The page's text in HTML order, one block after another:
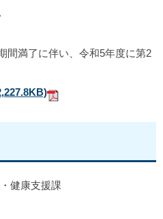
間満了に伴い、令和5年度に第2
健康支援課